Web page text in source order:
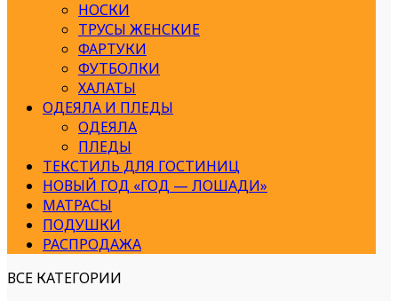
НОСКИ
ТРУСЫ ЖЕНСКИЕ
ФАРТУКИ
ФУТБОЛКИ
ХАЛАТЫ
ОДЕЯЛА И ПЛЕДЫ
ОДЕЯЛА
ПЛЕДЫ
ТЕКСТИЛЬ ДЛЯ ГОСТИНИЦ
НОВЫЙ ГОД «ГОД — ЛОШАДИ»
МАТРАСЫ
ПОДУШКИ
РАСПРОДАЖА
ВСЕ КАТЕГОРИИ